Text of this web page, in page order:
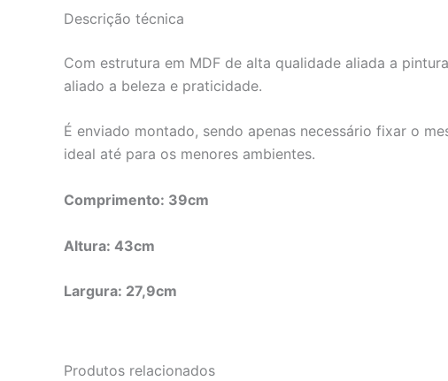
Descrição técnica
Com estrutura em MDF de alta qualidade aliada a
aliado a beleza e praticidade.
É enviado montado, sendo apenas necessário fixar o
ideal até para os menores ambientes.
Comprimento: 39cm
Altura: 43cm
Largura: 27,9cm
Produtos relacionados